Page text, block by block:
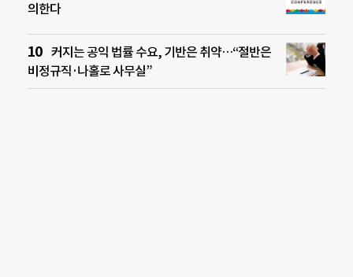
의한다
커지는 공익 법률 수요, 기반은 취약…“절반은
비정규직·나홀로 사무실”